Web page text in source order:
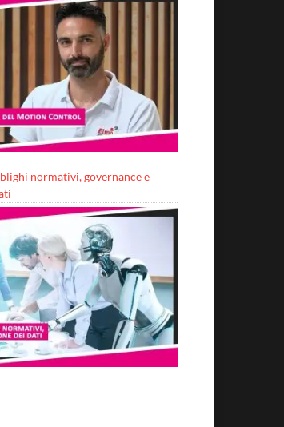
normativi, governance e